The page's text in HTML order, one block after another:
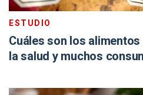
ESTUDIO
Cuáles son los
la salud y muchos